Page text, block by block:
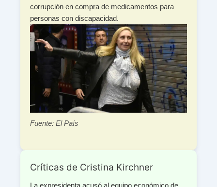
corrupción en compra de medicamentos para
personas con discapacidad.
Fuente: El País
Críticas de Cristina Kirchner